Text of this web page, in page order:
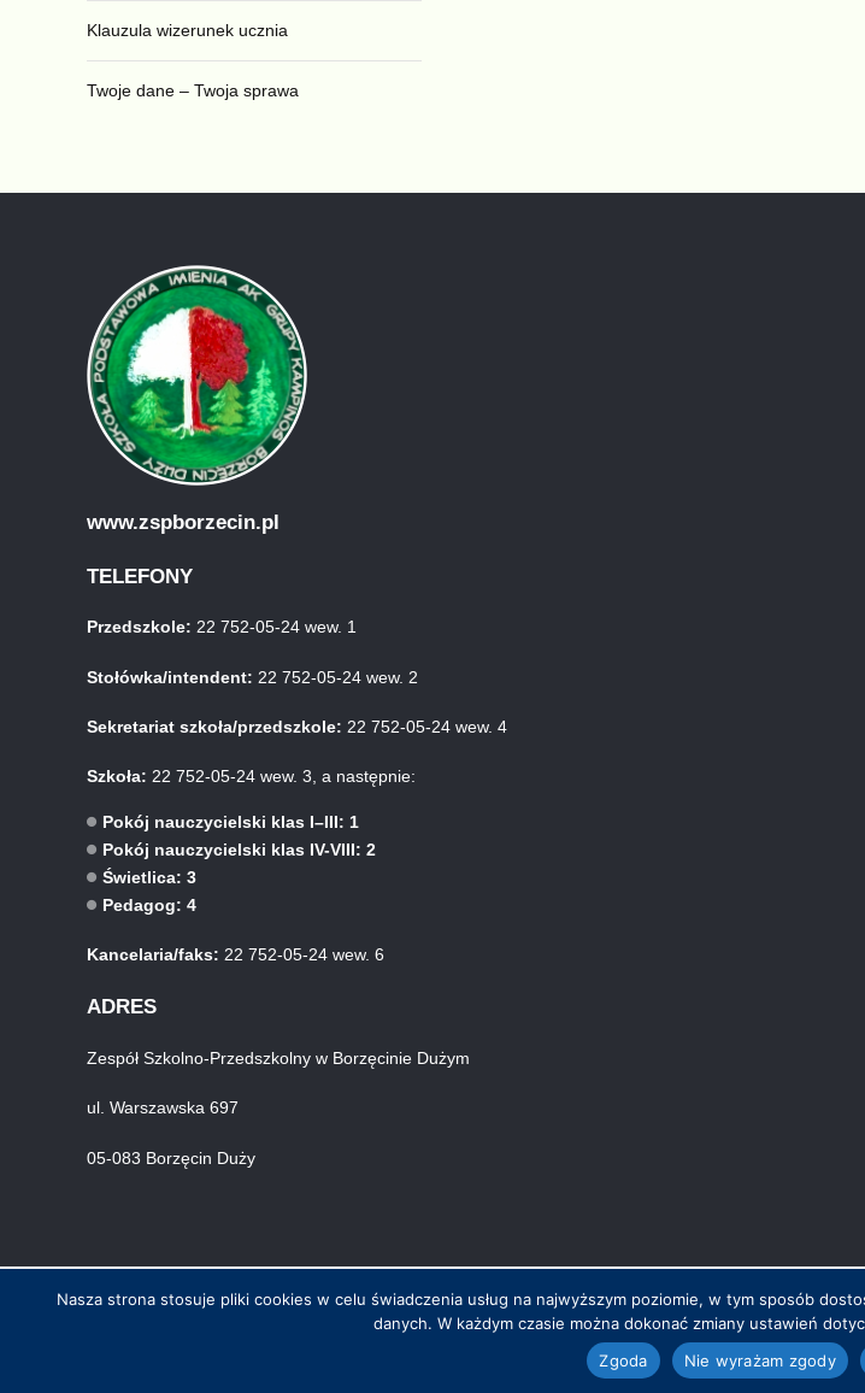
Klauzula wizerunek ucznia
Twoje dane – Twoja sprawa
www.zspborzecin.pl
TELEFONY
Przedszkole: 22 752-05-24 wew. 1
Stołówka/intendent: 22 752-05-24 wew. 2
Sekretariat szkoła/przedszkole: 22 752-05-24 wew. 4
Szkoła: 22 752-05-24 wew. 3, a następnie:
Pokój nauczycielski klas I–III: 1
Pokój nauczycielski klas IV-VIII: 2
Świetlica: 3
Pedagog: 4
Kancelaria/faks: 22 752-05-24 wew. 6
ADRES
Zespół Szkolno-Przedszkolny w Borzęcinie Dużym
ul. Warszawska 697
05-083 Borzęcin Duży
© Wszystkie prawa zastrzeżone. Hosting i wykonanie skynet.net.pl
Nasza strona stosuje pliki cookies w celu świadczenia usług na najwyższym poziomie, w tym sposób
danych. W każdym czasie można dokonać zmiany ustawień
Zgoda
Nie wyrażam zgody